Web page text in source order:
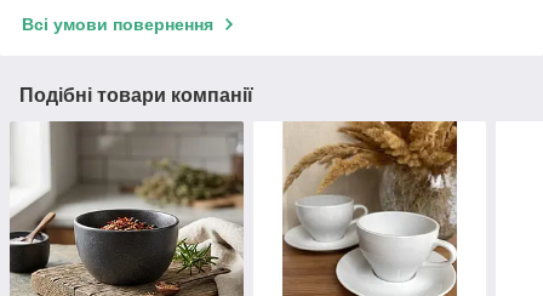
Всі умови повернення
Подібні товари компанії